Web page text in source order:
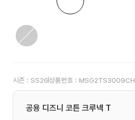
시즌 : SS26상품번호 : MSG2TS3009CH
공용 디즈니 코튼 크루넥 T